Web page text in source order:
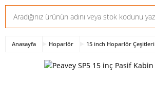
Anasayfa Hoparlör 15 inch Hoparlör Çeşitleri